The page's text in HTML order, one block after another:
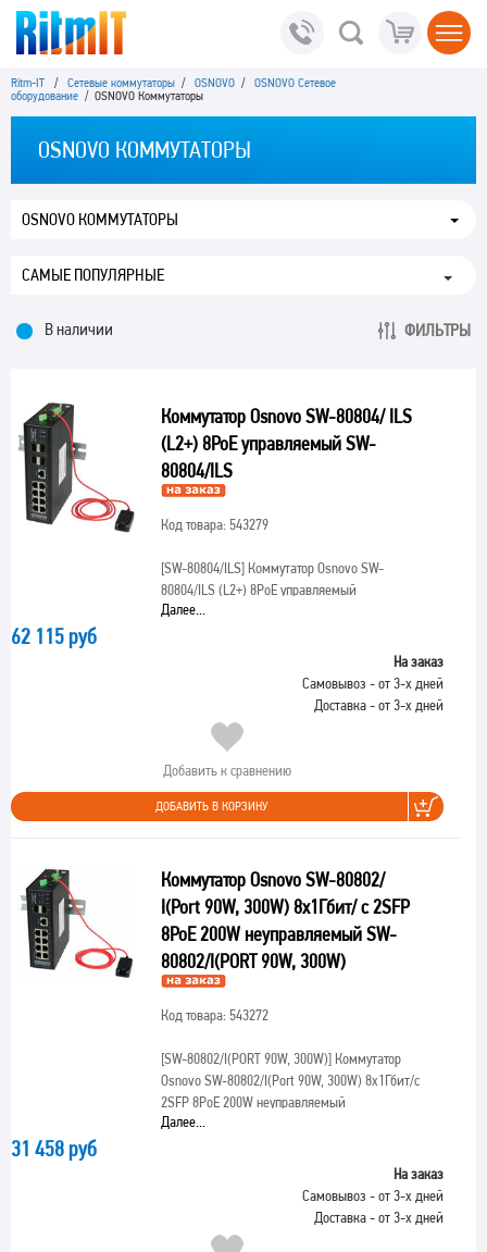
Ritm-IT / Сетевые коммутаторы / OSNOVO / OSNOVO Сетевое
оборудование / OSNOVO Коммутаторы
OSNOVO КОММУТАТОРЫ
OSNOVO КОММУТАТОРЫ
В наличии ФИЛЬТРЫ
Коммутатор Osnovo SW-80804/ ILS
(L2+) 8PoE управляемый SW-
80804/ILS
Код товара: 543279
[SW-80804/ILS] Коммутатор Osnovo SW-
80804/ILS (L2+) 8PoE управляемый
Далее...
62 115 руб
На заказ
Самовывоз - от 3-х дней
Доставка - от 3-х дней
Добавить к сравнению
ДОБАВИТЬ В КОРЗИНУ
Коммутатор Osnovo SW-80802/
I(Port 90W, 300W) 8x1Гбит/ с 2SFP
8PoE 200W неуправляемый SW-
80802/I(PORT 90W, 300W)
Код товара: 543272
[SW-80802/I(PORT 90W, 300W)] Коммутатор
Osnovo SW-80802/I(Port 90W, 300W) 8x1Гбит/с
2SFP 8PoE 200W неуправляемый
Далее...
31 458 руб
На заказ
Самовывоз - от 3-х дней
Доставка - от 3-х дней